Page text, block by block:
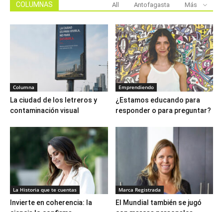
COLUMNAS All Antofagasta Más
Columna
La ciudad de los letreros y
contaminación visual
Emprendiendo
¿Estamos educando para
responder o para preguntar?
La Historia que te cuentas
Invierte en coherencia: la
Marca Registrada
El Mundial también se jugó